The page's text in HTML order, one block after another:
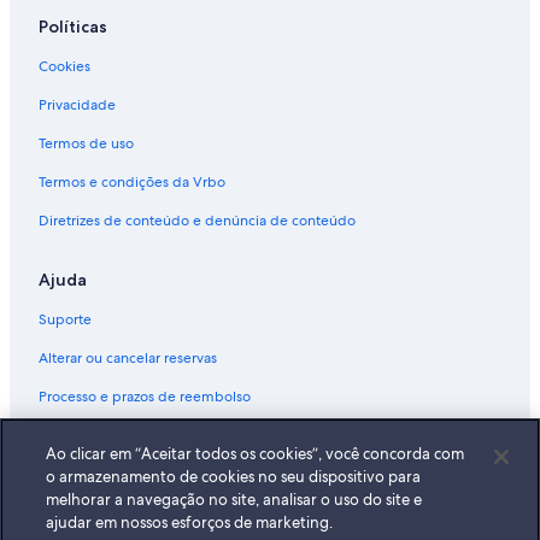
Políticas
Cookies
Privacidade
Termos de uso
Termos e condições da Vrbo
Diretrizes de conteúdo e denúncia de conteúdo
Ajuda
Suporte
Alterar ou cancelar reservas
Processo e prazos de reembolso
Documentos para viagens internacionais
Ao clicar em “Aceitar todos os cookies”, você concorda com
o armazenamento de cookies no seu dispositivo para
melhorar a navegação no site, analisar o uso do site e
ajudar em nossos esforços de marketing.